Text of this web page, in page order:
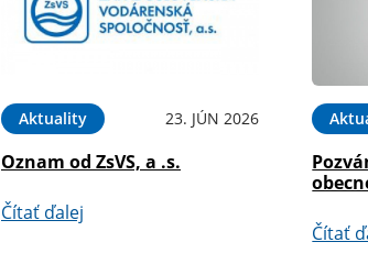
Aktuality 23. JÚN 2026
Oznam od ZsVS, a .s.
Čítať ďalej
Čítať